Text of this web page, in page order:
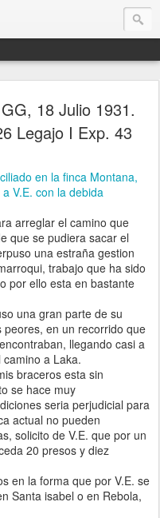
18 Julio 1931.
Legajo I Exp. 43
en la finca Montana,
V.E. con la debida
arreglar el camino que
que se pudiera sacar el
una estraña gestion
trabajo que ha sido
por ello esta en bastante
una gran parte de su
en un recorrido que
llegando casi a
a Laka.
braceros esta sin
se hace muy
seria perjudicial para
actual no pueden
solicito de V.E. que por un
20 presos y diez
en la forma que por V.E. se
Santa isabel o en Rebola,